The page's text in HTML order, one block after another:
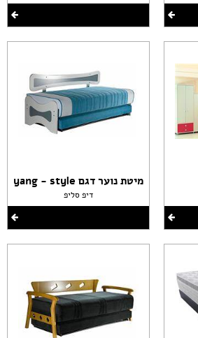
מיטת נוער דגם yang - style
דיפ סליפ